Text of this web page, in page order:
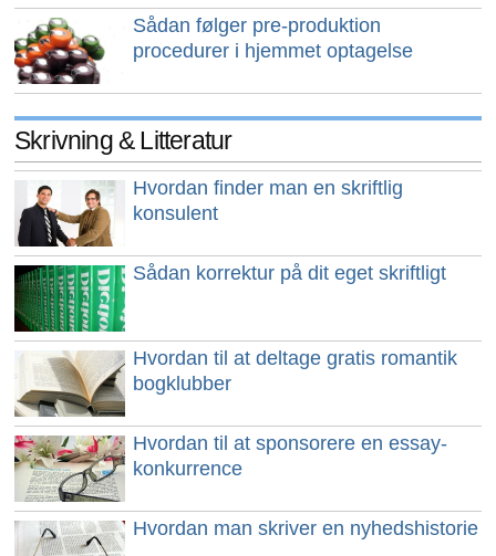
Sådan følger pre-produktion
procedurer i hjemmet optagelse
Skrivning & Litteratur
Hvordan finder man en skriftlig
konsulent
Sådan korrektur på dit eget skriftligt
Hvordan til at deltage gratis romantik
bogklubber
Hvordan til at sponsorere en essay-
konkurrence
Hvordan man skriver en nyhedshistorie